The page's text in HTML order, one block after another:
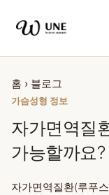
홈 › 블로그
가슴성형 정보
자가면역질
가능할까요
자가면역질환(루푸